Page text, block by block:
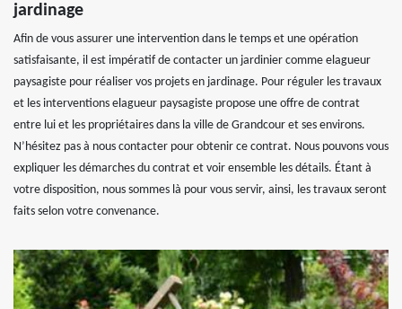
jardinage
Afin de vous assurer une intervention dans le temps et une opération
satisfaisante, il est impératif de contacter un jardinier comme elagueur
paysagiste pour réaliser vos projets en jardinage. Pour réguler les travaux
et les interventions elagueur paysagiste propose une offre de contrat
entre lui et les propriétaires dans la ville de Grandcour et ses environs.
N’hésitez pas à nous contacter pour obtenir ce contrat. Nous pouvons vous
expliquer les démarches du contrat et voir ensemble les détails. Étant à
votre disposition, nous sommes là pour vous servir, ainsi, les travaux seront
faits selon votre convenance.